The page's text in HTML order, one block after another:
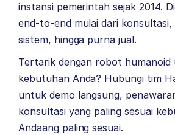
instansi pemerintah sejak 2014.
end-to-end mulai dari konsultasi,
sistem, hingga purna jual.
Tertarik dengan robot humanoid
kebutuhan Anda? Hubungi tim
untuk demo langsung,
konsultasi yang paling sesuai
Andaang paling sesuai.